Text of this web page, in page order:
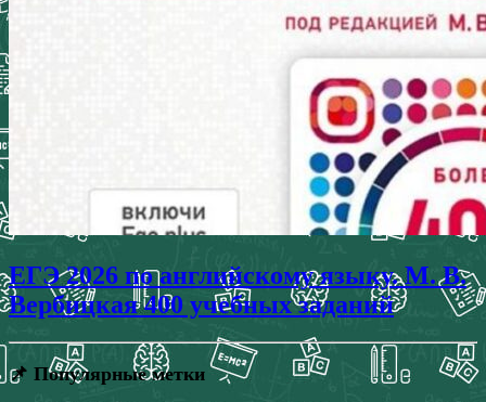
ЕГЭ 2026 по английскому языку. М. В.
Вербицкая 400 учебных заданий
📌 Популярные метки